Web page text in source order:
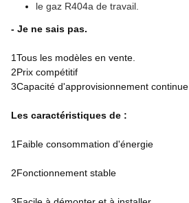
le gaz R404a de travail.
- Je ne sais pas.
1Tous les modèles en vente.
2Prix compétitif
3Capacité d'approvisionnement continue
Les caractéristiques de :
1Faible consommation d'énergie
2Fonctionnement stable